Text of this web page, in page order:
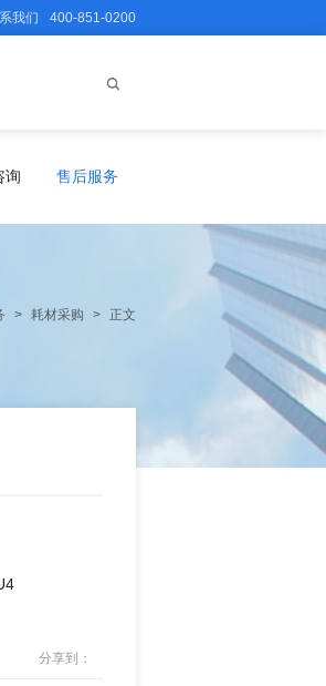
我们 400-851-0200
询 售后服务
> 耗材采购 > 正文
分享到：